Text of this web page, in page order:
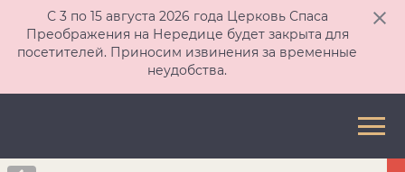
С 3 по 15 августа 2026 года Церковь Спаса
Преображения на Нередице будет закрыта для
посетителей. Приносим извинения за временные
неудобства.